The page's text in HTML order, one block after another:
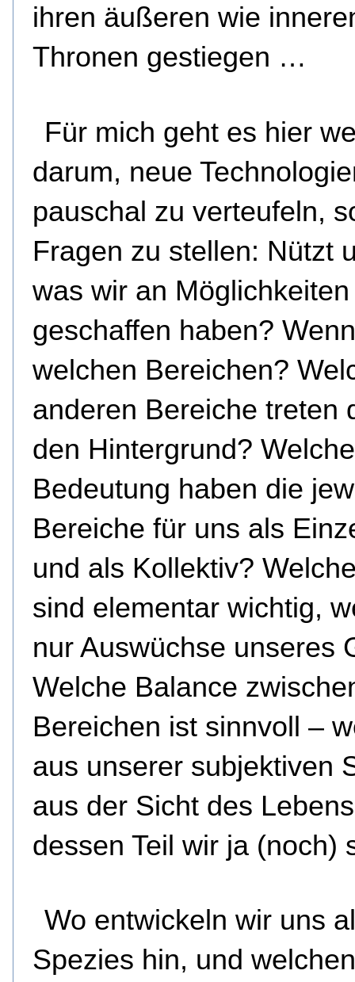
ihren äußeren wie
Thronen gestiegen …
Für mich geht es hier
darum, neue
pauschal zu verteufeln,
Fragen zu stellen: Nützt
was wir an Möglichkeiten
geschaffen haben?
welchen Bereichen?
anderen Bereiche treten
den Hintergrund? Welche
Bedeutung haben die
Bereiche für uns als
und als Kollektiv?
sind elementar wichtig,
nur Auswüchse unseres
Welche Balance
Bereichen ist sinnvoll –
aus unserer subjektiven
aus der Sicht des
dessen Teil wir ja (noch)
Wo entwickeln wir uns
Spezies hin, und